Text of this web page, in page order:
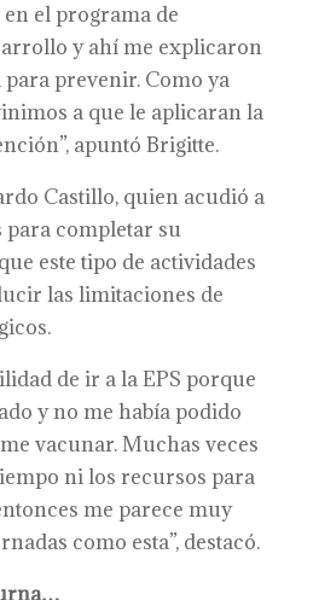
en el programa de
y ahí me explicaron
prevenir. Como ya
a que le aplicaran la
apuntó Brigitte.
Castillo, quien acudió a
completar su
este tipo de actividades
las limitaciones de
de ir a la EPS porque
y no me había podido
vacunar. Muchas veces
ni los recursos para
me parece muy
como esta”, destacó.